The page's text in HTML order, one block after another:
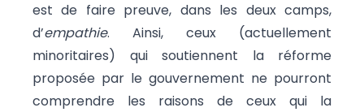
est de faire preuve, dans les deux camps,
d’empathie. Ainsi, ceux (actuellement
minoritaires) qui soutiennent la réforme
proposée par le gouvernement ne pourront
comprendre les raisons de ceux qui la